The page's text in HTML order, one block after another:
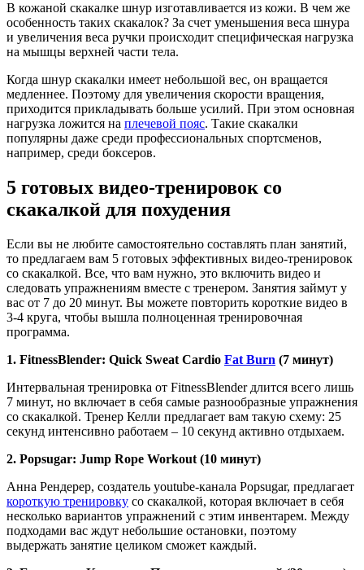
В кожаной скакалке шнур изготавливается из кожи. В чем же
особенность таких скакалок? За счет уменьшения веса шнура
и увеличения веса ручки происходит специфическая нагрузка
на мышцы верхней части тела.
Когда шнур скакалки имеет небольшой вес, он вращается
медленнее. Поэтому для увеличения скорости вращения,
приходится прикладывать больше усилий. При этом основная
нагрузка ложится на плечевой пояс. Такие скакалки
популярны даже среди профессиональных спортсменов,
например, среди боксеров.
5 готовых видео-тренировок со
скакалкой для похудения
Если вы не любите самостоятельно составлять план занятий,
то предлагаем вам 5 готовых эффективных видео-тренировок
со скакалкой. Все, что вам нужно, это включить видео и
следовать упражнениям вместе с тренером. Занятия займут у
вас от 7 до 20 минут. Вы можете повторить короткие видео в
3-4 круга, чтобы вышла полноценная тренировочная
программа.
1. FitnessBlender: Quick Sweat Cardio Fat Burn (7 минут)
Интервальная тренировка от FitnessBlender длится всего лишь
7 минут, но включает в себя самые разнообразные упражнения
со скакалкой. Тренер Келли предлагает вам такую схему: 25
секунд интенсивно работаем – 10 секунд активно отдыхаем.
2. Popsugar: Jump Rope Workout (10 минут)
Анна Рендерер, создатель youtube-канала Popsugar, предлагает
короткую тренировку со скакалкой, которая включает в себя
несколько вариантов упражнений с этим инвентарем. Между
подходами вас ждут небольшие остановки, поэтому
выдержать занятие целиком сможет каждый.